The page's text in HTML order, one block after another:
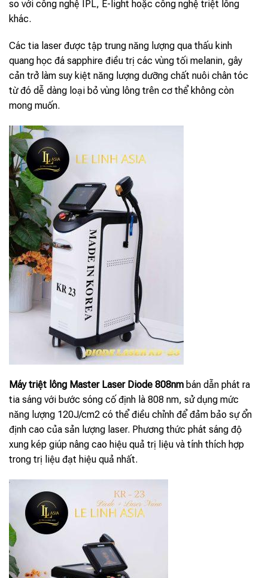
so với công nghệ IPL, E-light hoặc công nghệ triệt lông
khác.
Các tia laser được tập trung năng lượng qua thấu kinh
quang học đá sapphire điều trị các vùng tối melanin, gây
cản trở làm suy kiệt năng lượng dưỡng chất nuôi chân tóc
từ đó dễ dàng loại bỏ vùng lông trên cơ thể không còn
mong muốn.
Máy triệt lông Master Laser Diode 808nm bán dẫn phát ra
tia sáng với bước sóng cố định là 808 nm, sử dụng mức
năng lượng 120J/cm2 có thể điều chỉnh để đảm bảo sự ổn
định cao của sản lượng laser. Phương thức phát sáng độ
xung kép giúp nâng cao hiệu quả trị liệu và tính thích hợp
trong trị liệu đạt hiệu quả nhất.